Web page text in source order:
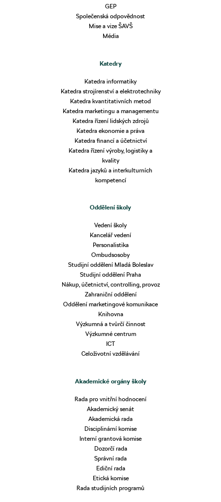
GEP
Společenská odpovědnost
Mise a vize ŠAVŠ
Média
Katedry
Katedra informatiky
Katedra strojírenství a elektrotechniky
Katedra kvantitativních metod
Katedra marketingu a managementu
Katedra řízení lidských zdrojů
Katedra ekonomie a práva
Katedra financí a účetnictví
Katedra řízení výroby, logistiky a
kvality
Katedra jazyků a interkulturních
kompetencí
Oddělení školy
Vedení školy
Kancelář vedení
Personalistika
Ombudsosoby
Studijní oddělení Mladá Boleslav
Studijní oddělení Praha
Nákup, účetnictví, controlling, provoz
Zahraniční oddělení
Oddělení marketingové komunikace
Knihovna
Výzkumná a tvůrčí činnost
Výzkumné centrum
ICT
Celoživotní vzdělávání
Akademické orgány školy
Rada pro vnitřní hodnocení
Akademický senát
Akademická rada
Disciplinární komise
Interní grantová komise
Dozorčí rada
Správní rada
Ediční rada
Etická komise
Rada studijních programů